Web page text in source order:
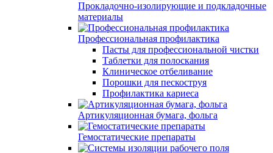
Прокладочно-изолирующие и подкладочные
материалы
Профессиональная профилактика
Пасты для профессиональной чистки
Таблетки для полоскания
Клиническое отбеливание
Порошки для пескоструя
Профилактика кариеса
Артикуляционная бумага, фольга
Гемостатические препараты